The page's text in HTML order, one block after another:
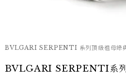
BVLGARI SERPENTI 系列頂級祖母綠
BVLGARI SERPENTI系列